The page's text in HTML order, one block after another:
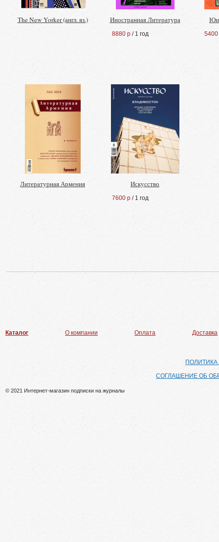
The New Yorker (англ. яз.) Иностранная Литература
8880 р / 1 год 5400
Литературная Армения Искусство
7600 р / 1 год
Каталог О компании Оплата Доставка
СОГЛАШЕНИЕ ОБ
© 2021 Интернет-магазин подписки на журналы